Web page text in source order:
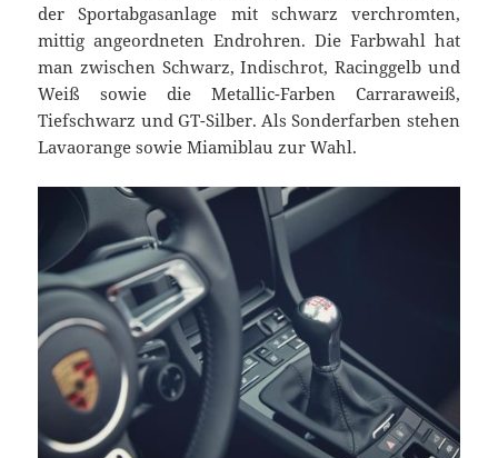
der Sportabgasanlage mit schwarz verchromten,
mittig angeordneten Endrohren. Die Farbwahl hat
man zwischen Schwarz, Indischrot, Racinggelb und
Weiß sowie die Metallic-Farben Carraraweiß,
Tiefschwarz und GT-Silber. Als Sonderfarben stehen
Lavaorange sowie Miamiblau zur Wahl.